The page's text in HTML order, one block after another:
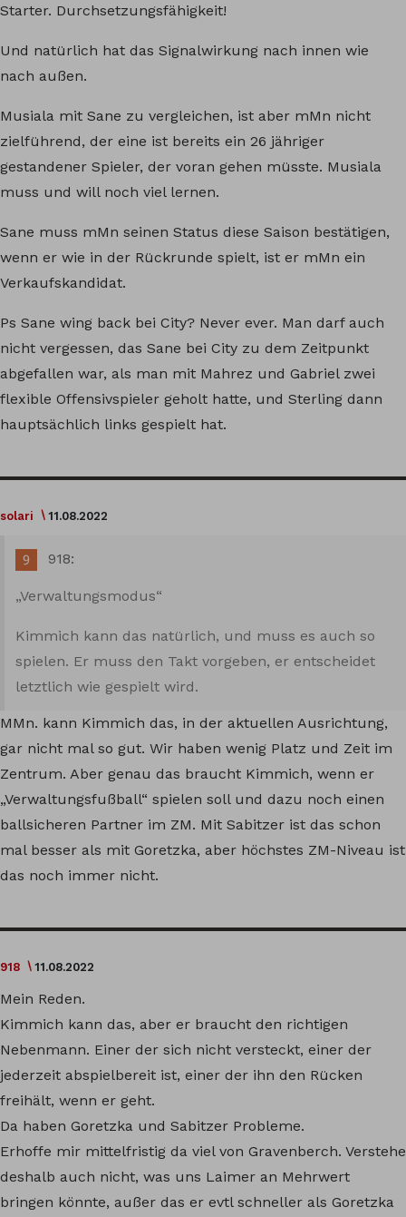
Starter. Durchsetzungsfähigkeit!
Und natürlich hat das Signalwirkung nach innen wie
nach außen.
Musiala mit Sane zu vergleichen, ist aber mMn nicht
zielführend, der eine ist bereits ein 26 jähriger
gestandener Spieler, der voran gehen müsste. Musiala
muss und will noch viel lernen.
Sane muss mMn seinen Status diese Saison bestätigen,
wenn er wie in der Rückrunde spielt, ist er mMn ein
Verkaufskandidat.
Ps Sane wing back bei City? Never ever. Man darf auch
nicht vergessen, das Sane bei City zu dem Zeitpunkt
abgefallen war, als man mit Mahrez und Gabriel zwei
flexible Offensivspieler geholt hatte, und Sterling dann
hauptsächlich links gespielt hat.
solari 11.08.2022
918:
„Verwaltungsmodus“
Kimmich kann das natürlich, und muss es auch so
spielen. Er muss den Takt vorgeben, er entscheidet
letztlich wie gespielt wird.
MMn. kann Kimmich das, in der aktuellen Ausrichtung,
gar nicht mal so gut. Wir haben wenig Platz und Zeit im
Zentrum. Aber genau das braucht Kimmich, wenn er
„Verwaltungsfußball“ spielen soll und dazu noch einen
ballsicheren Partner im ZM. Mit Sabitzer ist das schon
mal besser als mit Goretzka, aber höchstes ZM-Niveau ist
das noch immer nicht.
918 11.08.2022
Mein Reden.
Kimmich kann das, aber er braucht den richtigen
Nebenmann. Einer der sich nicht versteckt, einer der
jederzeit abspielbereit ist, einer der ihn den Rücken
freihält, wenn er geht.
Da haben Goretzka und Sabitzer Probleme.
Erhoffe mir mittelfristig da viel von Gravenberch. Verstehe
deshalb auch nicht, was uns Laimer an Mehrwert
bringen könnte, außer das er evtl schneller als Goretzka